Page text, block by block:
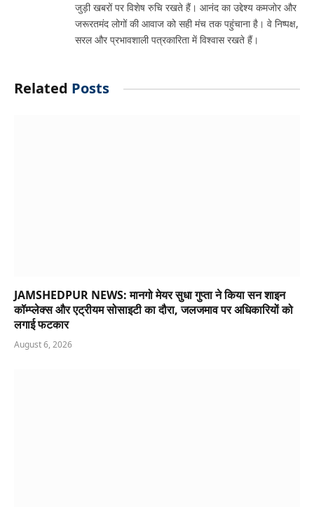
जुड़ी खबरों पर विशेष रुचि रखते हैं। आनंद का उद्देश्य कमजोर और
जरूरतमंद लोगों की आवाज को सही मंच तक पहुंचाना है। वे निष्पक्ष,
सरल और प्रभावशाली पत्रकारिता में विश्वास रखते हैं।
Related Posts
JAMSHEDPUR NEWS: मानगो मेयर सुधा गुप्ता ने किया सन शाइन
कॉम्प्लेक्स और एट्रीयम सोसाइटी का दौरा, जलजमाव पर अधिकारियों को
लगाई फटकार
August 6, 2026